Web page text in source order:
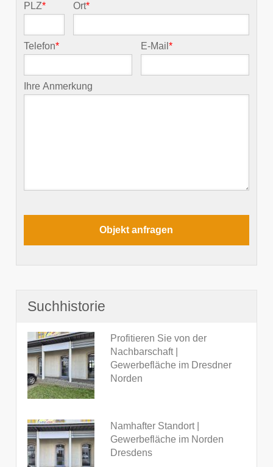
PLZ* Ort*
Telefon* E-Mail*
Ihre Anmerkung
Suchhistorie
Profitieren Sie von der
Nachbarschaft |
Gewerbefläche im Dresdner
Norden
Namhafter Standort |
Gewerbefläche im Norden
Dresdens